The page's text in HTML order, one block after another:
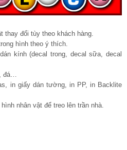
thay đổi tùy theo khách hàng.
hình theo ý thích.
kính (decal trong, decal sữa, decal
đá…
in giấy dán tường, in PP, in Backlite
nhân vật để treo lên trần nhà.